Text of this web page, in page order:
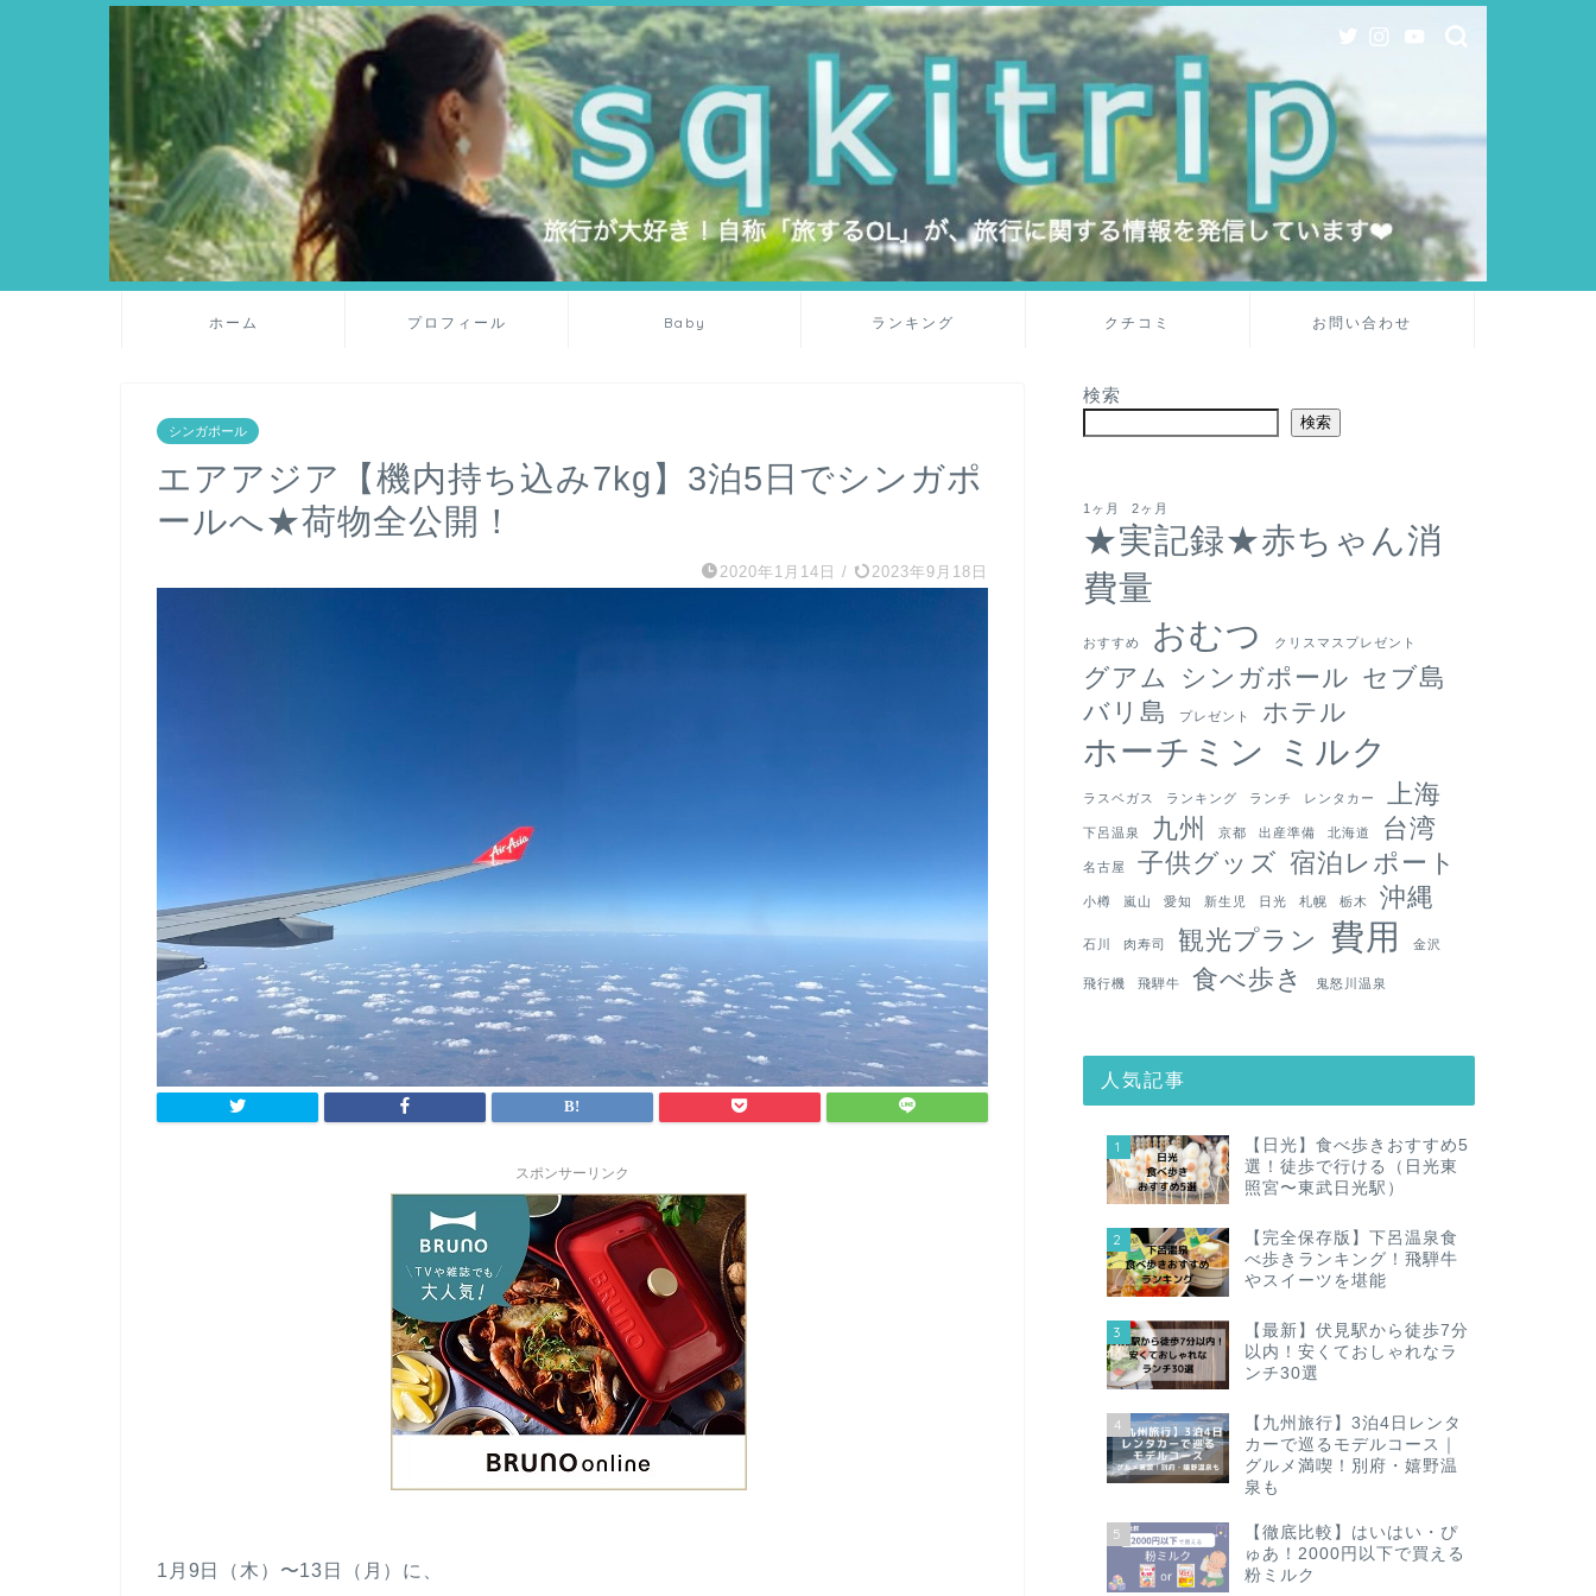
ホーム プロフィール Baby ランキング クチコミ お問い合わせ
シンガポール
エアアジア【機内持ち込み7kg】3泊5日でシンガポ
ールへ★荷物全公開！
2020年1月14日 / 2023年9月18日
スポンサーリンク
1月9日（木）〜13日（月）に、
検索
検索
1ヶ月 2ヶ月
★実記録★赤ちゃん消
費量
おすすめ おむつ クリスマスプレゼント
グアム シンガポール セブ島
バリ島
プレゼント ホテル
ホーチミン ミルク
ラスベガス ランキング ランチ レンタカー 上海
下呂温泉 九州 京都 出産準備 北海道 台湾
名古屋 子供グッズ 宿泊レポート
小樽 嵐山 愛知 新生児 日光 札幌 栃木 沖縄
石川 肉寿司 観光プラン 費用 金沢
飛行機 飛騨牛 食べ歩き 鬼怒川温泉
人気記事
1
【日光】食べ歩きおすすめ5
選！徒歩で行ける（日光東
照宮〜東武日光駅）
2
【完全保存版】下呂温泉食
べ歩きランキング！飛騨牛
やスイーツを堪能
3
【最新】伏見駅から徒歩7分
以内！安くておしゃれなラ
ンチ30選
4
【九州旅行】3泊4日レンタ
カーで巡るモデルコース｜
グルメ満喫！別府・嬉野温
泉も
5
【徹底比較】はいはい・ぴ
ゅあ！2000円以下で買える
粉ミルク